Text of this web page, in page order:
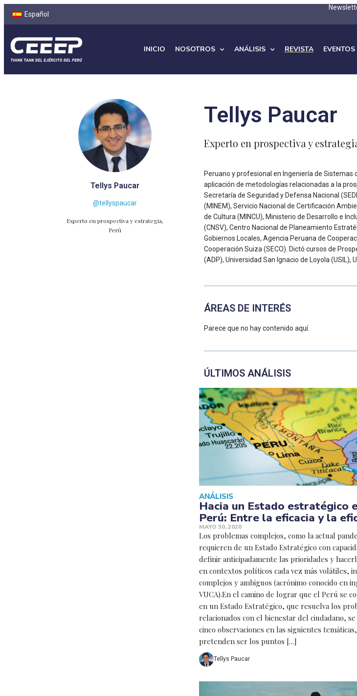
Español
INICIO NOSOTROS ANÁLISIS REVISTA EVENTOS
Tellys Paucar
@tellyspaucar
Experto en prospectiva y estrategia,
Perú
Tellys Paucar
Experto en prospectiva y
Peruano y profesional en Ingeniería de Sistemas
aplicación de metodologías relacionadas a la
Secretaría de Seguridad y Defensa Nacional
(MINEM), Servicio Nacional de Certificación
de Cultura (MINCU), Ministerio de Desarrollo e
(CNSV), Centro Nacional de Planeamiento
Gobiernos Locales, Agencia Peruana de
Cooperación Suiza (SECO). Dictó cursos de
(ADP), Universidad San Ignacio de Loyola (USIL),
ÁREAS DE INTERÉS
Parece que no hay contenido aquí.
ÚLTIMOS ANÁLISIS
ANÁLISIS
Hacia un Estado estratégico
Perú: Entre la eficacia y la
MAYO 30, 2020
Los problemas complejos, como la actual
requieren de un Estado Estratégico con
definir anticipadamente las prioridades y
en contextos políticos cada vez más volátiles,
complejos y ambiguos (acrónimo conocido en
VUCA).En el camino de lograr que el Perú se
en un Estado Estratégico, que resuelva los
relacionados con el bienestar del ciudadano,
cinco observaciones en las siguientes
pretenden ser los puntos […]
Tellys Paucar